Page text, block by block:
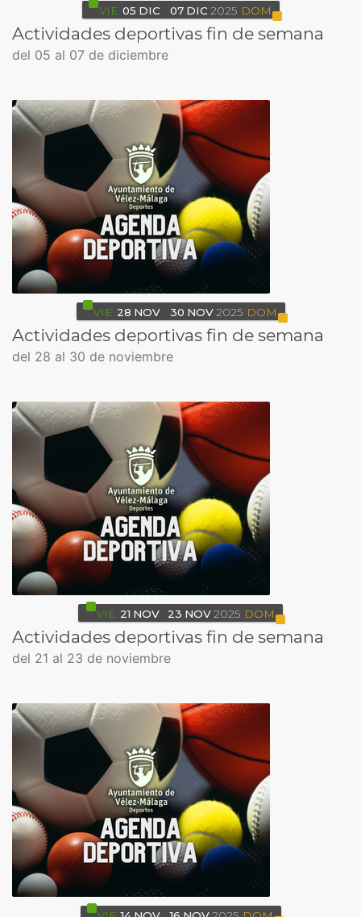
VIE 05 DIC 07 DIC 2025 DOM
Actividades deportivas fin de semana
del 05 al 07 de diciembre
VIE 28 NOV 30 NOV 2025 DOM
Actividades deportivas fin de semana
del 28 al 30 de noviembre
VIE 21 NOV 23 NOV2025 DOM
Actividades deportivas fin de semana
del 21 al 23 de noviembre